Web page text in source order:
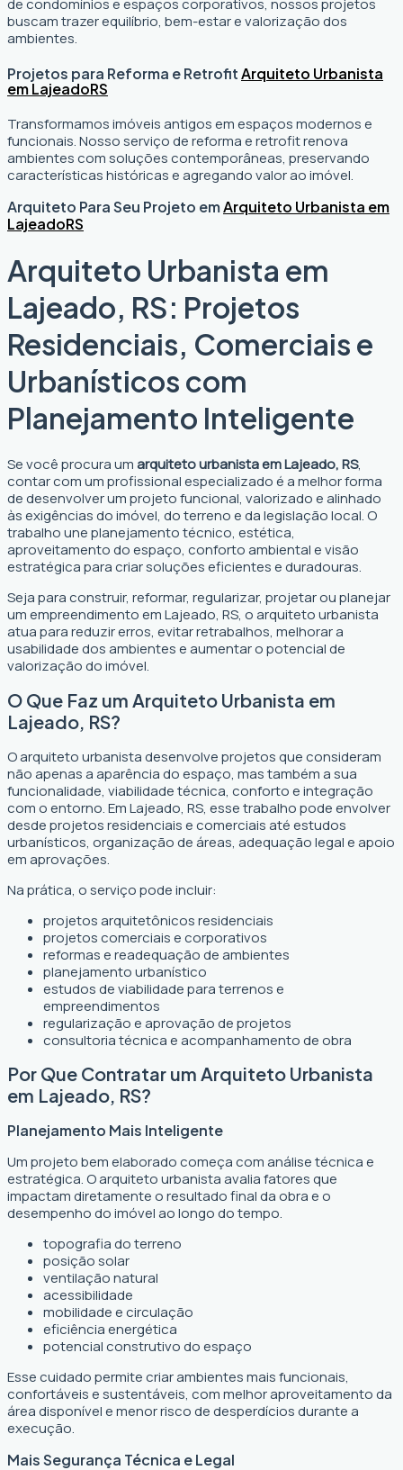
de condomínios e espaços corporativos, nossos projetos
buscam trazer equilíbrio, bem-estar e valorização dos
ambientes.
Projetos para Reforma e RetrofitArquiteto Urbanista
em LajeadoRS
Transformamos imóveis antigos em espaços modernos e
funcionais. Nosso serviço de reforma e retrofit renova
ambientes com soluções contemporâneas, preservando
características históricas e agregando valor ao imóvel.
Arquiteto Para Seu Projeto emArquiteto Urbanista em
LajeadoRS
Arquiteto Urbanista em
Lajeado, RS: Projetos
Residenciais, Comerciais e
Urbanísticos com
Planejamento Inteligente
Se você procura umarquiteto urbanista em Lajeado, RS,
contar com um profissional especializado é a melhor forma
de desenvolver um projeto funcional, valorizado e alinhado
às exigências do imóvel, do terreno e da legislação local. O
trabalho une planejamento técnico, estética,
aproveitamento do espaço, conforto ambiental e visão
estratégica para criar soluções eficientes e duradouras.
Seja para construir, reformar, regularizar, projetar ou planejar
um empreendimento em Lajeado, RS, o arquiteto urbanista
atua para reduzir erros, evitar retrabalhos, melhorar a
usabilidade dos ambientes e aumentar o potencial de
valorização do imóvel.
O Que Faz um Arquiteto Urbanista em
Lajeado, RS?
O arquiteto urbanista desenvolve projetos que consideram
não apenas a aparência do espaço, mas também a sua
funcionalidade, viabilidade técnica, conforto e integração
com o entorno. Em Lajeado, RS, esse trabalho pode envolver
desde projetos residenciais e comerciais até estudos
urbanísticos, organização de áreas, adequação legal e apoio
em aprovações.
Na prática, o serviço pode incluir:
projetos arquitetônicos residenciais
projetos comerciais e corporativos
reformas e readequação de ambientes
planejamento urbanístico
estudos de viabilidade para terrenos e
empreendimentos
regularização e aprovação de projetos
consultoria técnica e acompanhamento de obra
Por Que Contratar um Arquiteto Urbanista
em Lajeado, RS?
Planejamento Mais Inteligente
Um projeto bem elaborado começa com análise técnica e
estratégica. O arquiteto urbanista avalia fatores que
impactam diretamente o resultado final da obra e o
desempenho do imóvel ao longo do tempo.
topografia do terreno
posição solar
ventilação natural
acessibilidade
mobilidade e circulação
eficiência energética
potencial construtivo do espaço
Esse cuidado permite criar ambientes mais funcionais,
confortáveis e sustentáveis, com melhor aproveitamento da
área disponível e menor risco de desperdícios durante a
execução.
Mais Segurança Técnica e Legal